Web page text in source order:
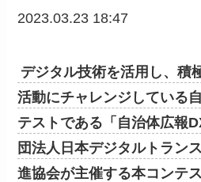
2023.03.23 18:47
デジタル技術を活用し、積
活動にチャレンジしている
テストである「自治体広報
団法人日本デジタルトラン
進協会が主催する本コンテ